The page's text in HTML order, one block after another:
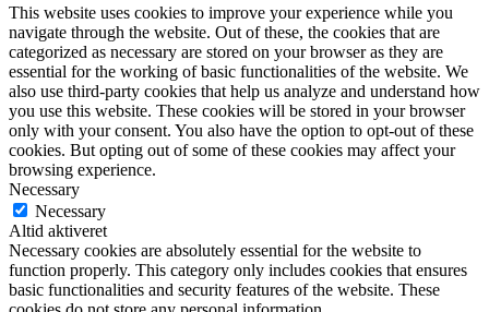
This website uses cookies to improve your experience while you
navigate through the website. Out of these, the cookies that are
categorized as necessary are stored on your browser as they are
essential for the working of basic functionalities of the website. We
also use third-party cookies that help us analyze and understand how
you use this website. These cookies will be stored in your browser
only with your consent. You also have the option to opt-out of these
cookies. But opting out of some of these cookies may affect your
browsing experience.
Necessary
Necessary
Altid aktiveret
Necessary cookies are absolutely essential for the website to
function properly. This category only includes cookies that ensures
basic functionalities and security features of the website. These